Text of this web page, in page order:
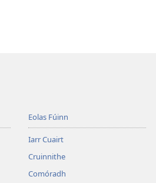
Eolas Fúinn
Iarr Cuairt
Cruinnithe
Comóradh